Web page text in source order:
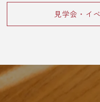
見学会・イ